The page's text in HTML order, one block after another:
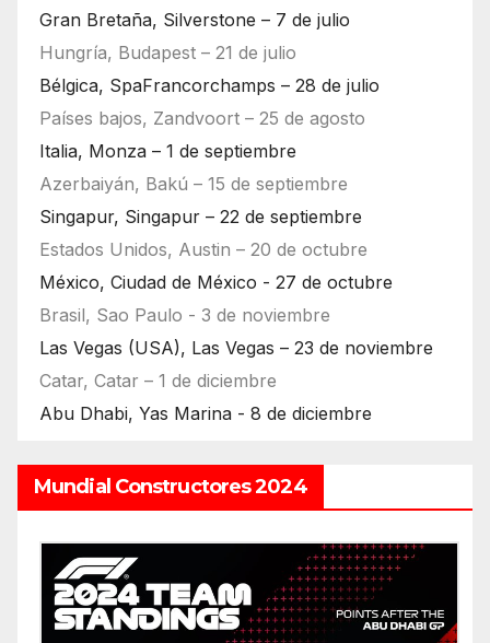
Gran Bretaña, Silverstone – 7 de julio
Hungría, Budapest – 21 de julio
Bélgica, SpaFrancorchamps – 28 de julio
Países bajos, Zandvoort – 25 de agosto
Italia, Monza – 1 de septiembre
Azerbaiyán, Bakú – 15 de septiembre
Singapur, Singapur – 22 de septiembre
Estados Unidos, Austin – 20 de octubre
México, Ciudad de México - 27 de octubre
Brasil, Sao Paulo - 3 de noviembre
Las Vegas (USA), Las Vegas – 23 de noviembre
Catar, Catar – 1 de diciembre
Abu Dhabi, Yas Marina - 8 de diciembre
Mundial Constructores 2024